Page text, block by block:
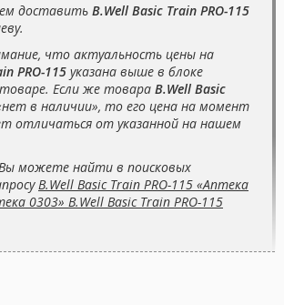
доставить B.Well Basic Train PRO-115
что актуальность цены на
PRO-115 указана выше в блоке
Если же товара B.Well Basic
в наличии», то его цена на момент
отличаться от указанной на нашем
можете найти в поисковых
B.Well Basic Train PRO-115 «Аптека
0303» B.Well Basic Train PRO-115